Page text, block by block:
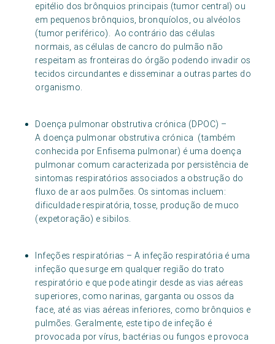
epitélio dos brônquios principais (tumor central) ou
em pequenos brônquios, bronquíolos, ou alvéolos
(tumor periférico). Ao contrário das células
normais, as células de cancro do pulmão não
respeitam as fronteiras do órgão podendo invadir os
tecidos circundantes e disseminar a outras partes do
organismo.
Doença pulmonar obstrutiva crónica (DPOC) –
A doença pulmonar obstrutiva crónica (também
conhecida por Enfisema pulmonar) é uma doença
pulmonar comum caracterizada por persistência de
sintomas respiratórios associados a obstrução do
fluxo de ar aos pulmões. Os sintomas incluem:
dificuldade respiratória, tosse, produção de muco
(expetoração) e sibilos.
Infeções respiratórias – A infeção respiratória é uma
infeção que surge em qualquer região do trato
respiratório e que pode atingir desde as vias aéreas
superiores, como narinas, garganta ou ossos da
face, até as vias aéreas inferiores, como brônquios e
pulmões. Geralmente, este tipo de infeção é
provocada por vírus, bactérias ou fungos e provoca